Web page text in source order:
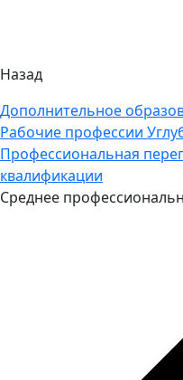
Назад
Дополнительное
Рабочие профессии
Профессиональная
квалификации
Среднее